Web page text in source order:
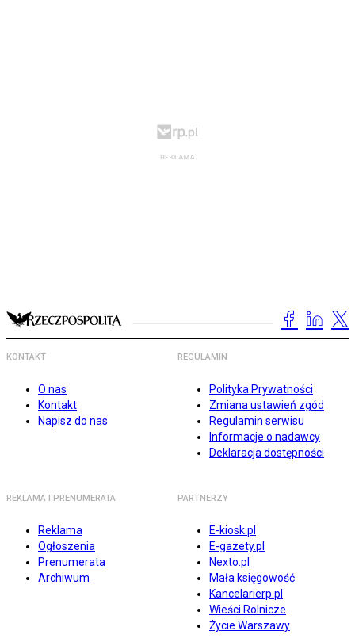
KONTAKT
O nas
Kontakt
Napisz do nas
REGULAMIN
Polityka Prywatności
Zmiana ustawień zgód
Regulamin serwisu
Informacje o nadawcy
Deklaracja dostępności
REKLAMA I PRENUMERATA
Reklama
Ogłoszenia
Prenumerata
Archiwum
PARTNERZY
E-kiosk.pl
E-gazety.pl
Nexto.pl
Mała księgowość
Kancelarierp.pl
Wieści Rolnicze
Życie Warszawy